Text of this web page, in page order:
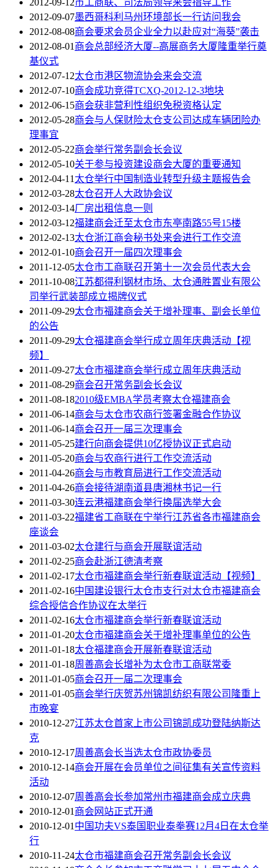
2012-09-12市工商联、司法局领导来会指导工作
2012-09-07墨西哥科利马州环境部长一行访问我会
2012-08-08商会要求会员企业全力以赴应对“海葵”袭击
2012-08-01商会总部经济大厦--高展商务大厦隆重举行奠
基仪式
2012-07-12太仓市港区物流协会来会交流
2012-07-10商会成功竞得TCXQ-2012-12-3地块
2012-06-15商会获非营利性组织免税资格认定
2012-05-28商会与人保财险太仓支公司达成车辆团险办
理事宜
2012-05-22商会举行常务副会长会议
2012-05-10关于参与投资建设商会大厦的重要通知
2012-04-11太仓举行中国制造业转型升级主题报告会
2012-03-28太仓召开人大政协会议
2012-03-14厂房出租信息一则
2012-03-12福建商会迁至太仓市东亭南路55号15楼
2012-02-13太仓浙江商会秘书处来会进行工作交流
2012-01-10商会召开一届四次理事会
2011-12-05太仓市工商联召开第十一次会员代表大会
2011-10-08江苏都得利钢材市场、太仓通胜置业有限公
司举行武装部成立揭牌仪式
2011-09-29太仓市福建商会关于增补理事、副会长单位
的公告
2011-09-29太仓福建商会举行成立周年庆典活动【视
频】
2011-09-27太仓市福建商会举行成立周年庆典活动
2011-08-29商会召开常务副会长会议
2011-08-182010级EMBA学员考察太仓福建商会
2011-06-14商会与太仓市农商行签署金融合作协议
2011-06-14商会召开一届三次理事会
2011-05-25建行向商会提供10亿授协议正式启动
2011-05-20商会与农商行进行工作交流活动
2011-04-26商会与市教育局进行工作交流活动
2011-04-26商会接待湖南道县唐湘林书记一行
2011-03-30连云港福建商会举行换届选举大会
2011-03-22福建省工商联在宁举行江苏省各市福建商会
座谈会
2011-03-02太仓建行与商会开展联谊活动
2011-02-25商会赴浙江德清考察
2011-02-17太仓市福建商会举行新春联谊活动【视频】
2011-02-16中国建设银行太仓市支行对太仓市福建商会
综合授信合作协议在太举行
2011-02-16太仓市福建商会举行新春联谊活动
2011-01-20太仓市福建商会关于增补理事单位的公告
2011-01-18太仓福建商会开展新春联谊活动
2011-01-18周善高会长增补为太仓市工商联常委
2011-01-05商会召开一届二次理事会
2011-01-05商会举行庆贺苏州锦凯纺织有限公司隆重上
市晚宴
2010-12-27江苏太仓首家上市公司锦凯成功登陆纳斯达
克
2010-12-17周善高会长当选太仓市政协委员
2010-12-14商会开展在会员单位之间征集有关宣传资料
活动
2010-12-07周善高会长参加常州市福建商会成立庆典
2010-12-01商会网站正式开通
2010-12-01中国功夫VS泰国职业泰拳赛12月4日在太仓举
行
2010-11-24太仓市福建商会召开常务副会长会议